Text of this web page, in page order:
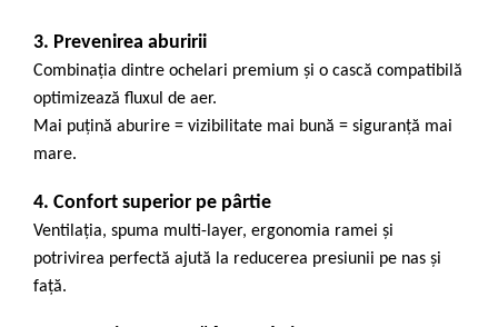
3. Prevenirea aburirii
Combinația dintre ochelari premium și o cască compatibilă
optimizează fluxul de aer.
Mai puțină aburire = vizibilitate mai bună = siguranță mai
mare.
4. Confort superior pe pârtie
Ventilația, spuma multi-layer, ergonomia ramei și
potrivirea perfectă ajută la reducerea presiunii pe nas și
față.